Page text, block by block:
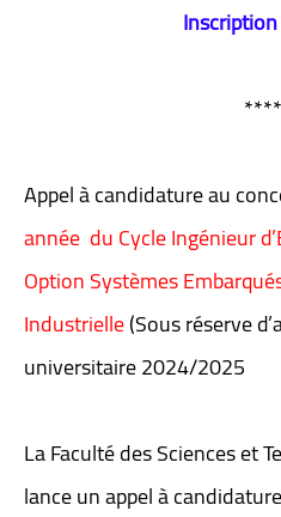
Appel à candidature au
année du Cycle Ingénieur
Option Systèmes
Industrielle(Sous réserve
universitaire 2024/2025
La Faculté des Sciences et
lance un appel à